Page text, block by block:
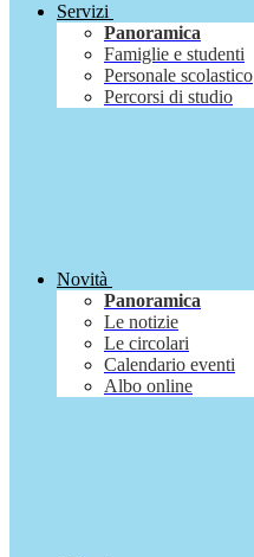
Servizi
Panoramica
Famiglie e studenti
Personale scolastico
Percorsi di studio
Novità
Panoramica
Le notizie
Le circolari
Calendario eventi
Albo online